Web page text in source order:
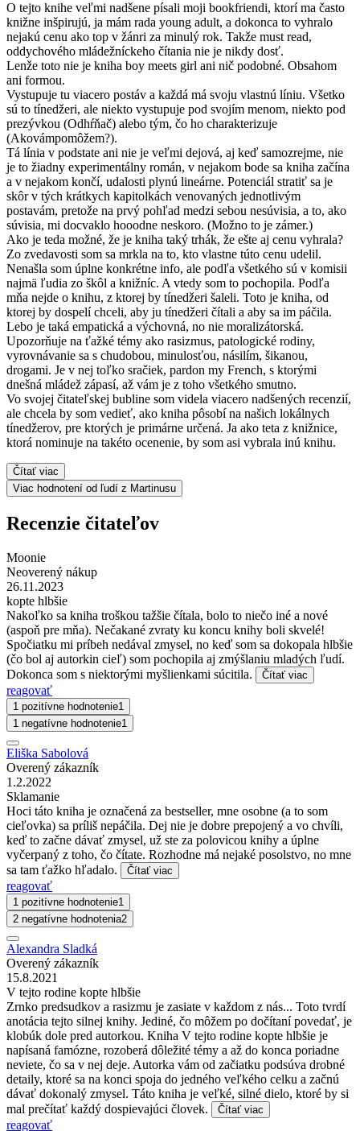
O tejto knihe veľmi nadšene písali moji bookfriendi, ktorí ma často
knižne inšpirujú, ja mám rada young adult, a dokonca to vyhralo
nejakú cenu ako top v žánri za minulý rok. Takže must read,
oddychového mládežníckeho čítania nie je nikdy dosť.
Lenže toto nie je kniha boy meets girl ani nič podobné. Obsahom
ani formou.
Vystupuje tu viacero postáv a každá má svoju vlastnú líniu. Všetko
sú to tínedžeri, ale niekto vystupuje pod svojím menom, niekto pod
prezývkou (Odhŕňač) alebo tým, čo ho charakterizuje
(Akovámpomôžem?).
Tá línia v podstate ani nie je veľmi dejová, aj keď samozrejme, nie
je to žiadny experimentálny román, v nejakom bode sa kniha začína
a v nejakom končí, udalosti plynú lineárne. Potenciál stratiť sa je
skôr v tých krátkych kapitolkách venovaných jednotlivým
postavám, pretože na prvý pohľad medzi sebou nesúvisia, a to, ako
súvisia, mi docvaklo hooodne neskoro. (Možno to je zámer.)
Ako je teda možné, že je kniha taký trhák, že ešte aj cenu vyhrala?
Zo zvedavosti som sa mrkla na to, kto vlastne túto cenu udelil.
Nenašla som úplne konkrétne info, ale podľa všetkého sú v komisii
najmä ľudia zo škôl a knižníc. A vtedy som to pochopila. Podľa
mňa nejde o knihu, z ktorej by tínedžeri šaleli. Toto je kniha, od
ktorej by dospelí chceli, aby ju tínedžeri čítali a aby sa im páčila.
Lebo je taká empatická a výchovná, no nie moralizátorská.
Upozorňuje na ťažké témy ako rasizmus, patologické rodiny,
vyrovnávanie sa s chudobou, minulosťou, násilím, šikanou,
drogami. Je v nej toľko sračiek, pardon my French, s ktorými
dnešná mládež zápasí, až vám je z toho všetkého smutno.
Vo svojej čitateľskej bubline som videla viacero nadšených recenzií,
ale chcela by som vedieť, ako kniha pôsobí na našich lokálnych
tínedžerov, pre ktorých je primárne určená. Ja ako teta z knižnice,
ktorá nominuje na takéto ocenenie, by som asi vybrala inú knihu.
Čítať viac
Viac hodnotení od ľudí z Martinusu
Recenzie čitateľov
Moonie
Neoverený nákup
26.11.2023
kopte hlbšie
Nakoľko sa kniha troškou tažšie čítala, bolo to niečo iné a nové
(aspoň pre mňa). Nečakané zvraty ku koncu knihy boli skvelé!
Spočiatku mi príbeh nedával zmysel, no keď som sa dokopala hlbšie
(čo bol aj autorkin cieľ) som pochopila aj zmýšlaniu mladých ľudí.
Dokonca som s niektorými myšlienkami súcitila.
Čítať viac
reagovať
1 pozitívne hodnotenie1
1 negatívne hodnotenie1
Eliška Sabolová
Overený zákazník
1.2.2022
Sklamanie
Hoci táto kniha je označená za bestseller, mne osobne (a to som
cieľovka) sa príliš nepáčila. Dej nie je dobre prepojený a vo chvíli,
keď to začne dávať zmysel, už ste za polovicou knihy a úplne
vyčerpaný z toho, čo čítate. Rozhodne má nejaké posolstvo, no mne
sa tam ťažko hľadalo.
Čítať viac
reagovať
1 pozitívne hodnotenie1
2 negatívne hodnotenia2
Alexandra Sladká
Overený zákazník
15.8.2021
V tejto rodine kopte hlbšie
Zrnko predsudkov a rasizmu je zasiate v každom z nás... Toto tvrdí
anotácia tejto silnej knihy. Jediné, čo môžem po dočítaní povedať, je
klobúk dole pred autorkou. Kniha V tejto rodine kopte hlbšie je
napísaná famózne, rozoberá dôležité témy a až do konca poriadne
neviete, čo sa v nej deje. Autorka vám od začiatku podsúva drobné
detaily, ktoré sa na konci spoja do jedného veľkého celku a začnú
dávať dokonalý zmysel. Táto kniha je veľké, silné dielo, ktoré by si
mal prečítať každý dospievajúci človek.
Čítať viac
reagovať